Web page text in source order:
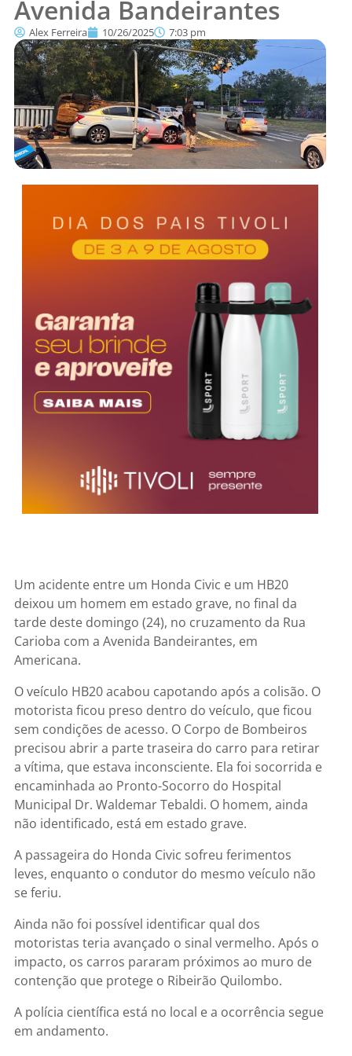
Avenida Bandeirantes
Alex Ferreira 10/26/2025 7:03 pm
Um acidente entre um Honda Civic e um HB20
deixou um homem em estado grave, no final da
tarde deste domingo (24), no cruzamento da Rua
Carioba com a Avenida Bandeirantes, em
Americana.
O veículo HB20 acabou capotando após a colisão. O
motorista ficou preso dentro do veículo, que ficou
sem condições de acesso. O Corpo de Bombeiros
precisou abrir a parte traseira do carro para retirar
a vítima, que estava inconsciente. Ela foi socorrida e
encaminhada ao Pronto-Socorro do Hospital
Municipal Dr. Waldemar Tebaldi. O homem, ainda
não identificado, está em estado grave.
A passageira do Honda Civic sofreu ferimentos
leves, enquanto o condutor do mesmo veículo não
se feriu.
Ainda não foi possível identificar qual dos
motoristas teria avançado o sinal vermelho. Após o
impacto, os carros pararam próximos ao muro de
contenção que protege o Ribeirão Quilombo.
A polícia científica está no local e a ocorrência segue
em andamento.